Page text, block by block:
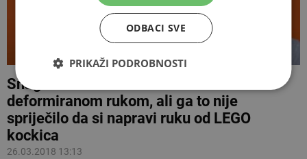
Snaga u kreativnosti: rodio se s
deformiranom rukom, ali ga to nije
spriječilo da si napravi ruku od LEGO
kockica
26.03.2018 13:13
ODBACI SVE
PRIKAŽI PODROBNOSTI